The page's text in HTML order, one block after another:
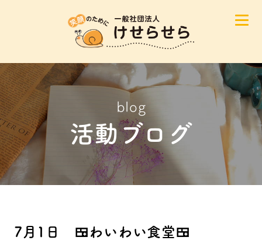
blog
活動ブログ
7月1日 🍱わいわい食堂🍱